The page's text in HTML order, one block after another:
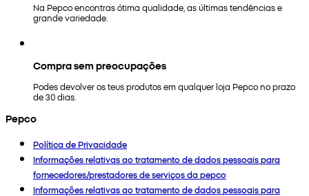
Na Pepco encontras ótima qualidade, as últimas tendências e
grande variedade.
Compra sem preocupações
Podes devolver os teus produtos em qualquer loja Pepco no prazo
de 30 dias.
Pepco
Política de Privacidade
Informações relativas ao tratamento de dados pessoais para
fornecedores/prestadores de serviços da pepco
Informações relativas ao tratamento de dados pessoais para